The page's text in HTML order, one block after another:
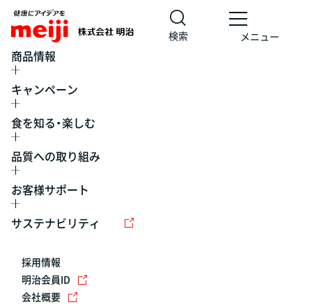
検索 メニュー
商品情報
キャンペーン
食を知る・楽しむ
品質への取り組み
お客様サポート
サステナビリティ
採用情報
明治会員ID
会社概要